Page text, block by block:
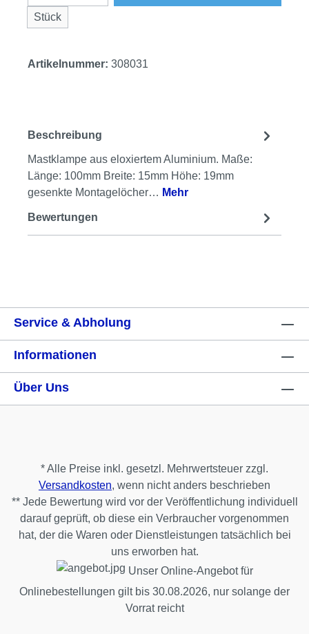
Stück
Artikelnummer: 308031
Beschreibung
Mastklampe aus eloxiertem Aluminium. Maße:
Länge: 100mm Breite: 15mm Höhe: 19mm
gesenkte Montagelöcher… Mehr
Bewertungen
Service & Abholung
Informationen
Über Uns
* Alle Preise inkl. gesetzl. Mehrwertsteuer zzgl.
Versandkosten, wenn nicht anders beschrieben
** Jede Bewertung wird vor der Veröffentlichung individuell
darauf geprüft, ob diese ein Verbraucher vorgenommen
hat, der die Waren oder Dienstleistungen tatsächlich bei
uns erworben hat.
Unser Online-Angebot für
Onlinebestellungen gilt bis 30.08.2026, nur solange der
Vorrat reicht